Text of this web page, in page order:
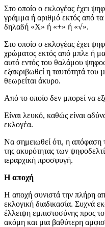
Στο οποίο ο εκλογέας έχει
γράμμα ή αριθμό εκτός από
δηλαδή «Χ» ή «+» ή «√».
Στο οποίο ο εκλογέας έχει
χρώματος εκτός από μπλε ή
αυτό εντός του θαλάμου
εξακριβωθεί η ταυτότητά του
θεωρείται άκυρο.
Από το οποίο δεν μπορεί να
Είναι λευκό, καθώς είναι
εκλογέα.
Να σημειωθεί ότι, η απόφαση
της ακυρότητας των
ιεραρχική προσφυγή.
Η αποχή
Η αποχή συνιστά την πλήρη
εκλογική διαδικασία. Συχνά
έλλειψη εμπιστοσύνης προς
ακόμη και μια βαθύτερη